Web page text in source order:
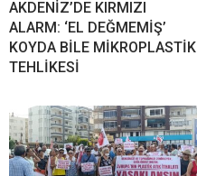
AKDENİZ’DE KIRMIZI
ALARM: ‘EL DEĞMEMİŞ’
KOYDA BİLE MİKROPLASTİK
TEHLİKESİ